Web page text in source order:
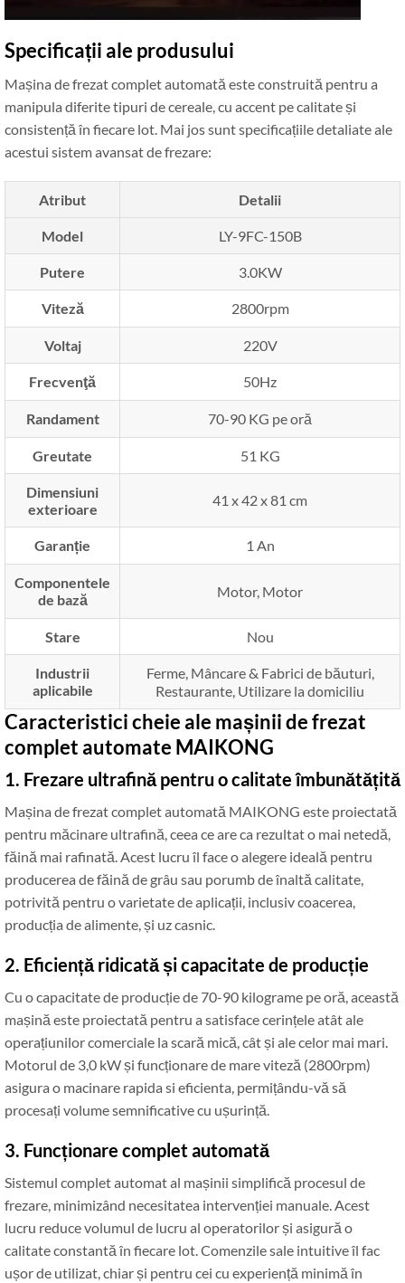
Specificații ale produsului
Mașina de frezat complet automată este construită pentru a
manipula diferite tipuri de cereale, cu accent pe calitate și
consistență în fiecare lot. Mai jos sunt specificațiile detaliate ale
acestui sistem avansat de frezare:
Atribut Detalii
Model LY-9FC-150B
Putere 3.0KW
Viteză 2800rpm
Voltaj 220V
Frecvenţă 50Hz
Randament 70-90 KG pe oră
Greutate 51 KG
Dimensiuni
exterioare
41 x 42 x 81 cm
Garanție 1 An
Componentele
de bază
Motor, Motor
Stare Nou
Industrii
aplicabile
Ferme, Mâncare & Fabrici de băuturi,
Restaurante, Utilizare la domiciliu
Caracteristici cheie ale mașinii de frezat
complet automate MAIKONG
1. Frezare ultrafină pentru o calitate îmbunătățită
Mașina de frezat complet automată MAIKONG este proiectată
pentru măcinare ultrafină, ceea ce are ca rezultat o mai netedă,
făină mai rafinată. Acest lucru îl face o alegere ideală pentru
producerea de făină de grâu sau porumb de înaltă calitate,
potrivită pentru o varietate de aplicații, inclusiv coacerea,
producția de alimente, și uz casnic.
2. Eficiență ridicată și capacitate de producție
Cu o capacitate de producție de 70-90 kilograme pe oră, această
mașină este proiectată pentru a satisface cerințele atât ale
operațiunilor comerciale la scară mică, cât și ale celor mai mari.
Motorul de 3,0 kW și funcționare de mare viteză (2800rpm)
asigura o macinare rapida si eficienta, permițându-vă să
procesați volume semnificative cu ușurință.
3. Funcționare complet automată
Sistemul complet automat al mașinii simplifică procesul de
frezare, minimizând necesitatea intervenției manuale. Acest
lucru reduce volumul de lucru al operatorilor și asigură o
calitate constantă în fiecare lot. Comenzile sale intuitive îl fac
ușor de utilizat, chiar și pentru cei cu experiență minimă în